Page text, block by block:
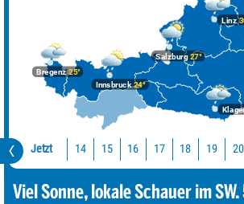
Bregenz25°
Innsbruck24°
Linz
Salzburg27°
Jetzt 14 15 16 17 18 19 20
Viel Sonne, lokale Schauer im